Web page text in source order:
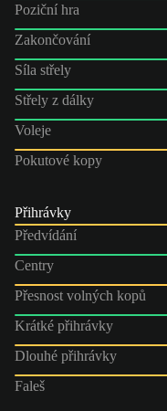
Poziční hra
Zakončování
Síla střely
Střely z dálky
Voleje
Pokutové kopy
Přihrávky
Předvídání
Centry
Přesnost volných kopů
Krátké přihrávky
Dlouhé přihrávky
Faleš